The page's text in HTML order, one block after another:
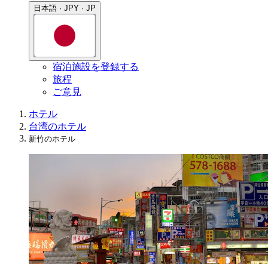
日本語 · JPY · JP
宿泊施設を登録する
旅程
ご意見
ホテル
台湾のホテル
新竹のホテル